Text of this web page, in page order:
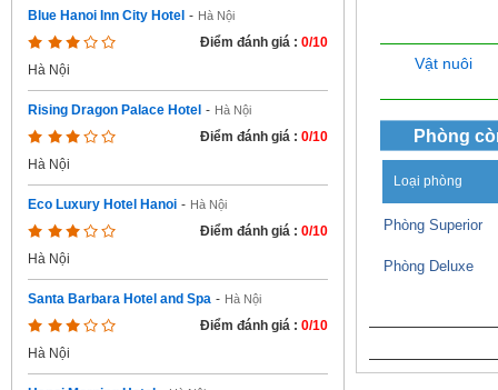
Blue Hanoi Inn City Hotel - Hà Nội
Điểm đánh giá : 0/10
Hà Nội
Rising Dragon Palace Hotel - Hà Nội
Điểm đánh giá : 0/10
Hà Nội
Eco Luxury Hotel Hanoi - Hà Nội
Điểm đánh giá : 0/10
Hà Nội
Santa Barbara Hotel and Spa - Hà Nội
Điểm đánh giá : 0/10
Hà Nội
Vật nuôi
Phòng
Loại phòng
Phòng Superior
Phòng Deluxe